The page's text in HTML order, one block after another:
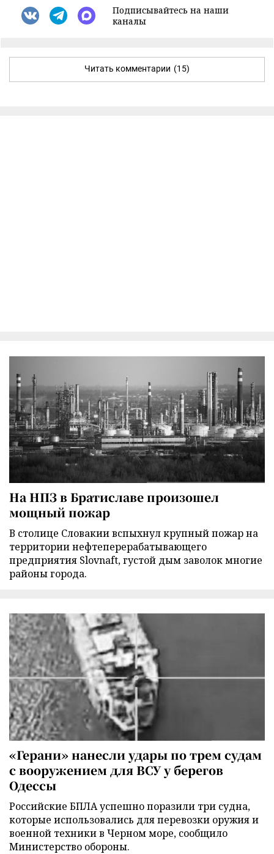
Подписывайтесь на наши
каналы
Читать комментарии (15)
На НПЗ в Братиславе произошел
мощный пожар
В столице Словакии вспыхнул крупный пожар на
территории нефтеперерабатывающего
предприятия Slovnaft, густой дым заволок многие
районы города.
«Герани» нанесли удары по трем судам
с вооружением для ВСУ у берегов
Одессы
Российские БПЛА успешно поразили три судна,
которые использовались для перевозки оружия и
военной техники в Черном море, сообщило
Министерство обороны.